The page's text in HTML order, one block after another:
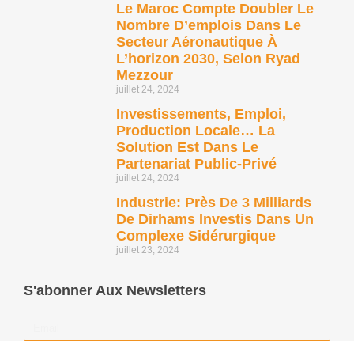
Le Maroc Compte Doubler Le
Nombre D’emplois Dans Le
Secteur Aéronautique À
L’horizon 2030, Selon Ryad
Mezzour
juillet 24, 2024
Investissements, Emploi,
Production Locale… La
Solution Est Dans Le
Partenariat Public-Privé
juillet 24, 2024
Industrie: Près De 3 Milliards
De Dirhams Investis Dans Un
Complexe Sidérurgique
juillet 23, 2024
S'abonner Aux Newsletters